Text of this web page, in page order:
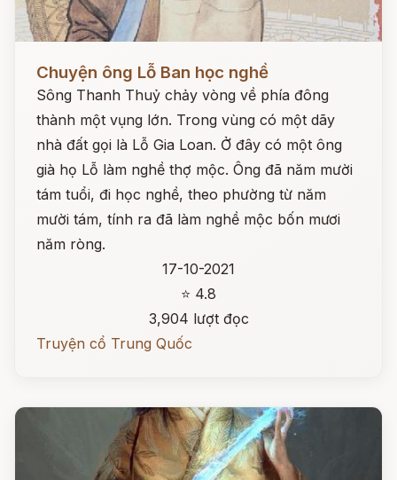
Chuyện ông Lỗ Ban học nghề
Sông Thanh Thuỷ chảy vòng về phía đông
thành một vụng lớn. Trong vùng có một dãy
nhà đất gọi là Lỗ Gia Loan. Ở đây có một ông
già họ Lỗ làm nghề thợ mộc. Ông đã năm mười
tám tuổi, đi học nghề, theo phường từ năm
mười tám, tính ra đã làm nghề mộc bốn mươi
năm ròng.
17-10-2021
⭐ 4.8
3,904 lượt đọc
Truyện cổ Trung Quốc